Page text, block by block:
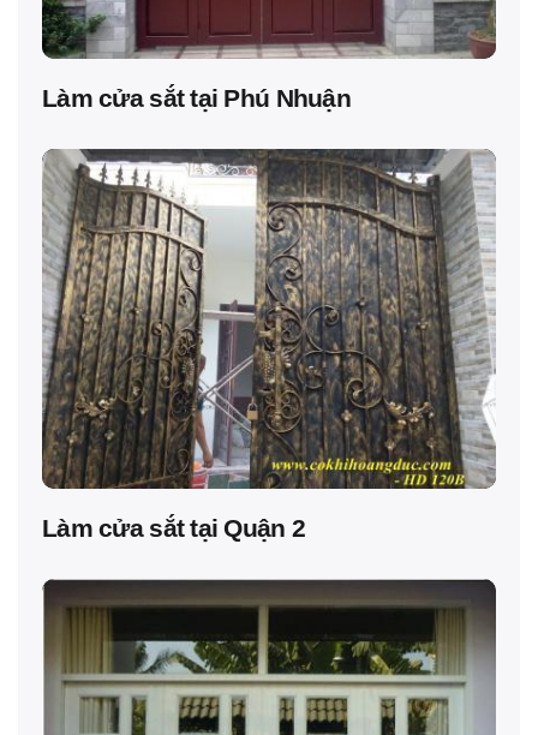
Làm cửa sắt tại Phú Nhuận
Làm cửa sắt tại Quận 2